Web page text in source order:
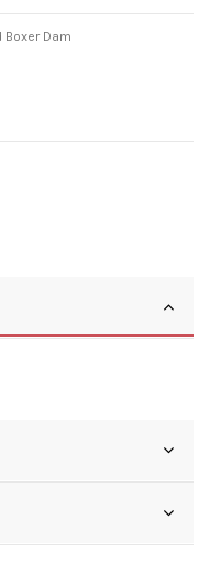
Boxer Dam